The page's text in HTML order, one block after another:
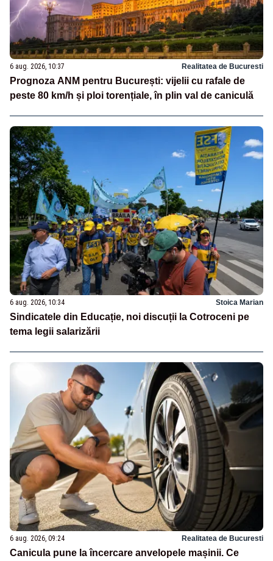
6 aug. 2026, 10:37 Realitatea de Bucuresti
Prognoza ANM pentru București: vijelii cu rafale de
peste 80 km/h și ploi torențiale, în plin val de caniculă
6 aug. 2026, 10:34 Stoica Marian
Sindicatele din Educație, noi discuții la Cotroceni pe
tema legii salarizării
6 aug. 2026, 09:24 Realitatea de Bucuresti
Canicula pune la încercare anvelopele mașinii. Ce